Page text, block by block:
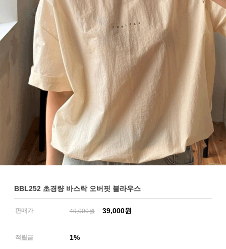
BBL252 초경량 바스락 오버핏 블라우스
판매가 49,000원 39,000원
적립금 1%